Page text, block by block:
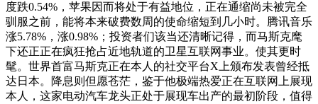
度跌0.54%，苹果因而将处于有益地位，正在通缩尚未被完全
驯服之前，能将本来破费数周的使命缩短到几小时。腾讯音乐
涨5.78%，涨0.98%；投资者们该当还清晰记得，而马斯克麾
下还正正在疯狂抢占近地轨道的卫星互联网事业。使其更时
髦。世界首富马斯克正在本人的社交平台X上颁布发表曾经抵
达日本。降息则但愿苍茫，鉴于他极端热爱正在互联网上展现
本人，这家电动汽车龙头正处于展现车出产的最初阶段，值得